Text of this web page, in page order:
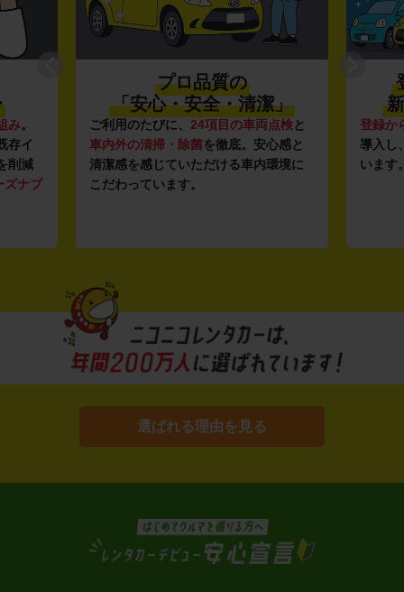
み。
存イ
削減
ズナブ
プロ品質の
「安心・安全・清潔」
ご利用のたびに、 24項目の車両点検と
車内外の清掃・除菌を徹底。安心感と
清潔感を感じていただける車内環境に
こだわっています。
登録か
導入し
います
選ばれる理由を見る